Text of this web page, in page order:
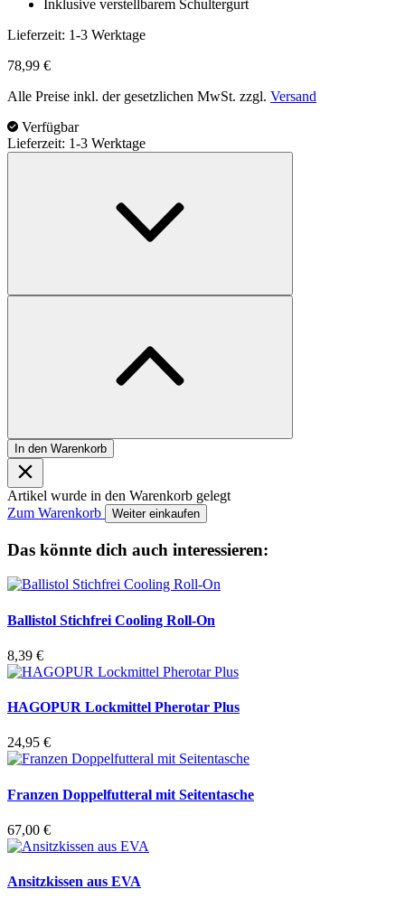
Inklusive verstellbarem Schultergurt
Lieferzeit: 1-3 Werktage
78,99 €
Alle Preise inkl. der gesetzlichen MwSt. zzgl. Versand
Verfügbar
Lieferzeit: 1-3 Werktage
Allen
In den Warenkorb
Artikel wurde in den Warenkorb gelegt
Zum Warenkorb
Weiter einkaufen
Das könnte dich auch interessieren:
Ballistol Stichfrei Cooling Roll-On
8,39 €
HAGOPUR Lockmittel Pherotar Plus
24,95 €
Franzen Doppelfutteral mit Seitentasche
67,00 €
Ansitzkissen aus EVA